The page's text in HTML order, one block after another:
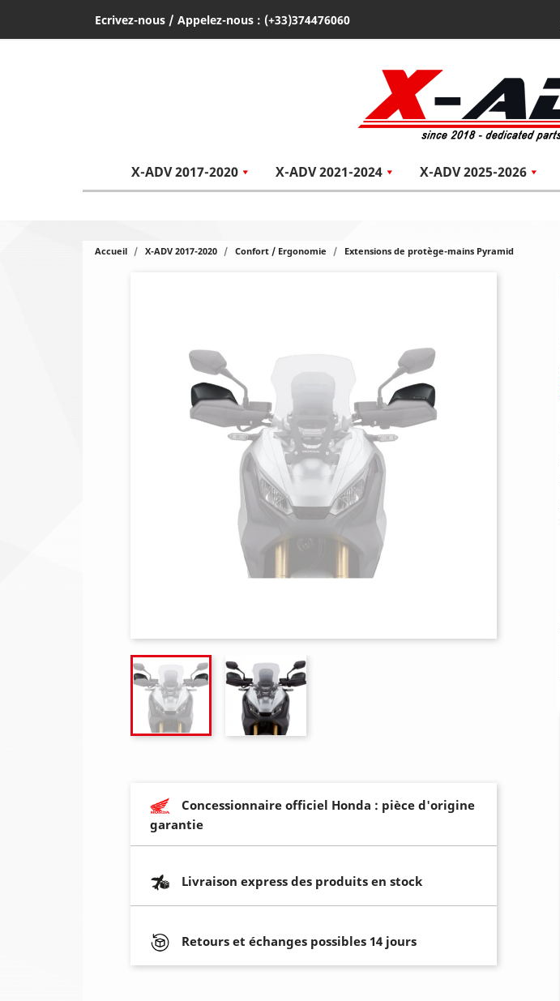
Ecrivez-nous / Appelez-nous : (+33)374476060
X-ADV 2017-2020 X-ADV 2021-2024 X-ADV 2025-2026
Accueil X-ADV 2017-2020 Confort / Ergonomie Extensions de protège-mains Pyramid
Concessionnaire officiel Honda : pièce d'origine
garantie
Livraison express des produits en stock
Retours et échanges possibles 14 jours